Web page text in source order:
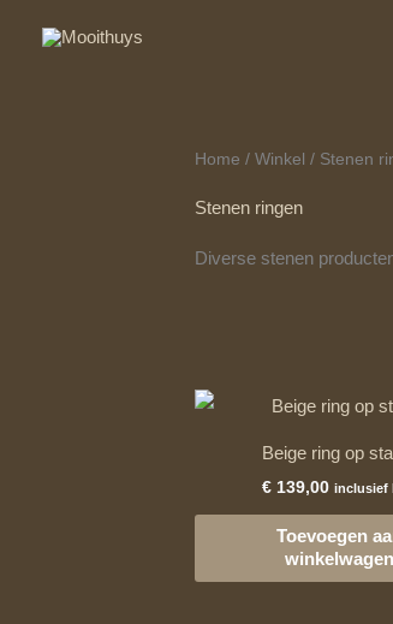
Home / Winkel / Stenen
Stenen ringen
Diverse stenen
Beige ring op
€ 139,00 inclusief
Toevoegen
winkelwagen